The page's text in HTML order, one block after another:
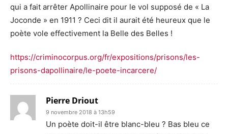
qui a fait arrêter Apollinaire pour le vol supposé de « La
Joconde » en 1911 ? Ceci dit il aurait été heureux que le
poète vole effectivement la Belle des Belles !
https://criminocorpus.org/fr/expositions/prisons/les-
prisons-dapollinaire/le-poete-incarcere/
Pierre Driout
9 novembre 2018 à 13h59
Un poète doit-il être blanc-bleu ? Bas bleu ce